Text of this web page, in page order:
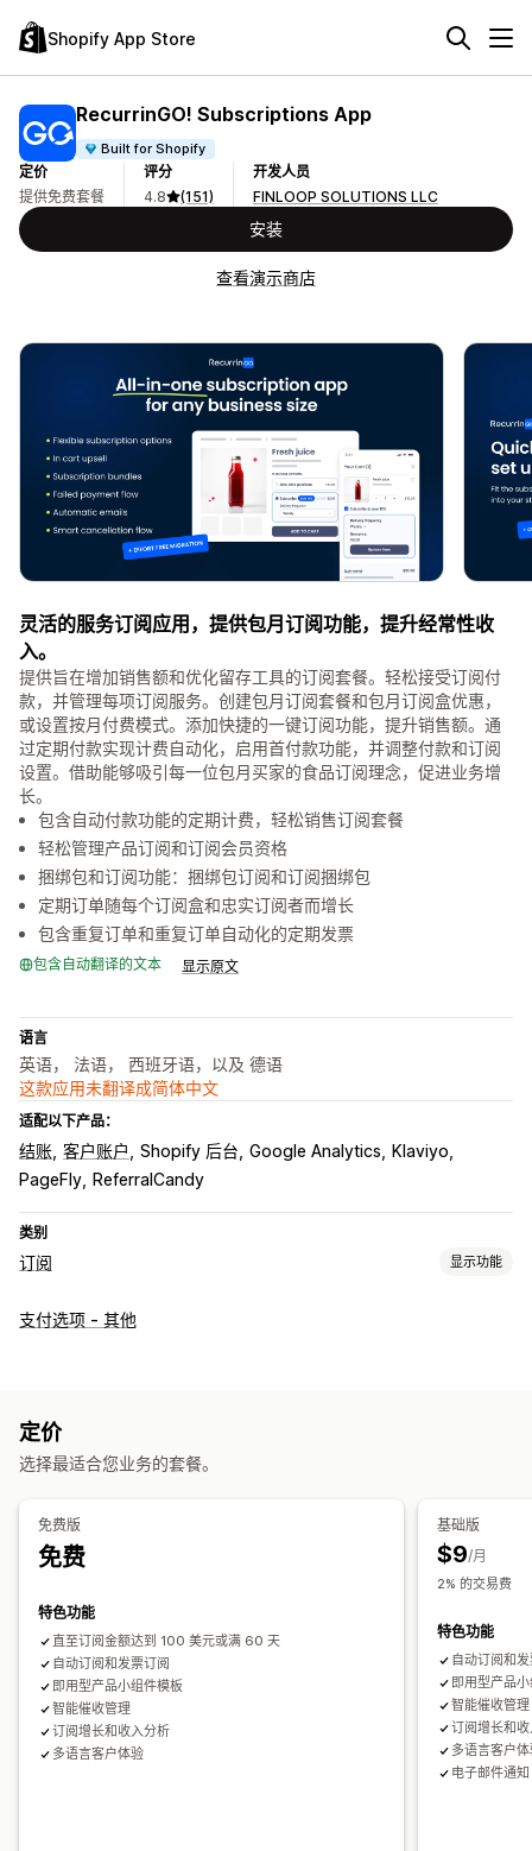
Shopify App Store
RecurrinGO! Subscriptions App
Built for Shopify
定价
提供免费套餐
评分
4.8
(151)
开发人员
FINLOOP SOLUTIONS LLC
安装
查看演示商店
灵活的服务订阅应用，提供包月订阅功能，提升经常性收
入。
提供旨在增加销售额和优化留存工具的订阅套餐。轻松接受订阅付
款，并管理每项订阅服务。创建包月订阅套餐和包月订阅盒优惠，
或设置按月付费模式。添加快捷的一键订阅功能，提升销售额。通
过定期付款实现计费自动化，启用首付款功能，并调整付款和订阅
设置。借助能够吸引每一位包月买家的食品订阅理念，促进业务增
长。
包含自动付款功能的定期计费，轻松销售订阅套餐
轻松管理产品订阅和订阅会员资格
捆绑包和订阅功能：捆绑包订阅和订阅捆绑包
定期订单随每个订阅盒和忠实订阅者而增长
包含重复订单和重复订单自动化的定期发票
包含自动翻译的文本 显示原文
语言
英语， 法语， 西班牙语，以及 德语
这款应用未翻译成简体中文
适配以下产品：
结账 客户账户 Shopify 后台 Google Analytics
Klaviyo
PageFly
ReferralCandy
类别
订阅 显示功能
订阅类型
您可以设置的定价
定期付款 订阅立享折扣
支付选项 - 其他
定价
选择最适合您业务的套餐。
免费版
免费
特色功能
直至订阅金额达到 100 美元或满 60 天
自动订阅和发票订阅
即用型产品小组件模板
智能催收管理
订阅增长和收入分析
多语言客户体验
基础版
$9/月
2% 的交易费
特色功能
自动订阅和
即用型产品
智能催收管理
订阅增长和
多语言客户
电子邮件通知